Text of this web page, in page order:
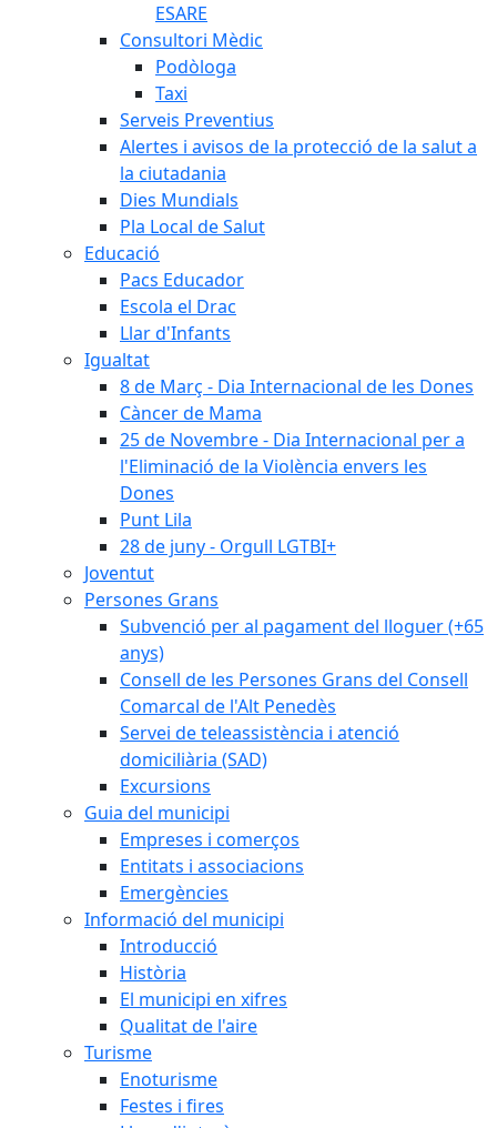
ESARE
Consultori Mèdic
Podòloga
Taxi
Serveis Preventius
Alertes i avisos de la protecció de la salut a
la ciutadania
Dies Mundials
Pla Local de Salut
Educació
Pacs Educador
Escola el Drac
Llar d'Infants
Igualtat
8 de Març - Dia Internacional de les Dones
Càncer de Mama
25 de Novembre - Dia Internacional per a
l'Eliminació de la Violència envers les
Dones
Punt Lila
28 de juny - Orgull LGTBI+
Joventut
Persones Grans
Subvenció per al pagament del lloguer (+65
anys)
Consell de les Persones Grans del Consell
Comarcal de l'Alt Penedès
Servei de teleassistència i atenció
domiciliària (SAD)
Excursions
Guia del municipi
Empreses i comerços
Entitats i associacions
Emergències
Informació del municipi
Introducció
Història
El municipi en xifres
Qualitat de l'aire
Turisme
Enoturisme
Festes i fires